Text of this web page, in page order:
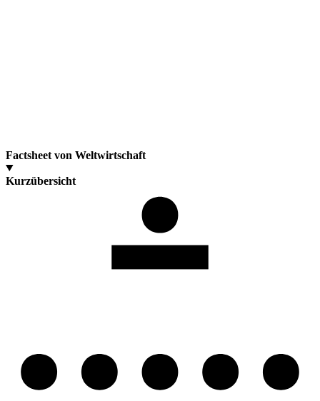
Factsheet von Weltwirtschaft
Kurzübersicht